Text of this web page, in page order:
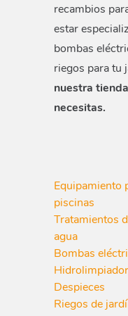
recambios
estar
bombas
riegos para tu
nuestra
necesitas.
Equipamiento
piscinas
Tratamientos
agua
Bombas
Despieces
Riegos de